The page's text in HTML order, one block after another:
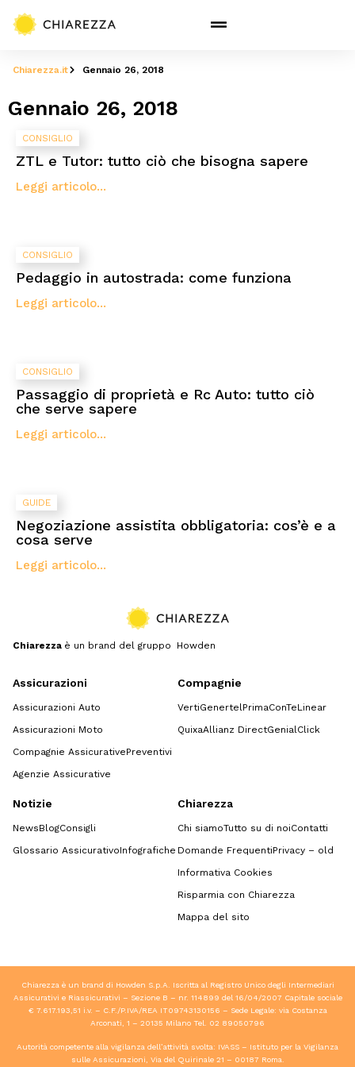
Chiarezza.it Gennaio 26, 2018
Gennaio 26, 2018
CONSIGLIO
ZTL e Tutor: tutto ciò che bisogna sapere
Leggi articolo...
CONSIGLIO
Pedaggio in autostrada: come funziona
Leggi articolo...
CONSIGLIO
Passaggio di proprietà e Rc Auto: tutto ciò
che serve sapere
Leggi articolo...
GUIDE
Negoziazione assistita obbligatoria: cos’è e a
cosa serve
Leggi articolo...
Chiarezza è un brand del gruppo Howden
Assicurazioni
Assicurazioni Auto
Assicurazioni Moto
Compagnie AssicurativePreventivi
Agenzie Assicurative
Compagnie
VertiGenertel PrimaConTeLinear
QuixaAllianz DirectGenialClick
Notizie
NewsBlogConsigli
Glossario AssicurativoInfografiche
Chiarezza
Chi siamoTutto su di noiContatti
Domande FrequentiPrivacy – old
Informativa Cookies
Risparmia con Chiarezza
Mappa del sito
Chiarezza è un brand di Howden S.p.A. Iscritta al Registro Unico degli Intermediari
Assicurativi e Riassicurativi – Sezione B – nr. 114899 del 16/04/2007 Capitale sociale
€ 7.617.193,51 i.v. – C.F./P.IVA/REA IT09743130156 – Sede Legale: via Costanza
Arconati, 1 – 20135 Milano Tel. 02 89050796
Autorità competente alla vigilanza dell’attività svolta: IVASS – Istituto per la Vigilanza
sulle Assicurazioni, Via del Quirinale 21 – 00187 Roma.